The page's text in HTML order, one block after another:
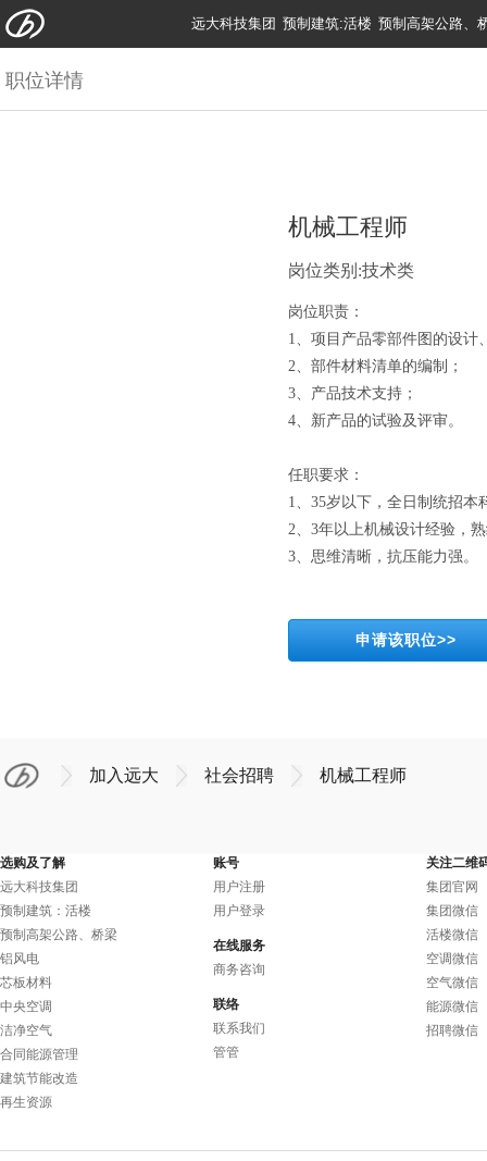
远大科技集团 预制建筑:活楼 预制高架公路、
职位详情
机械工程师
岗位类别:技术类
岗位职责：
1、项目产品零部件图的设计
2、部件材料清单的编制；
3、产品技术支持；
4、新产品的试验及评审。
任职要求：
1、35岁以下，全日制统招
2、3年以上机械设计经验，
3、思维清晰，抗压能力强。
申请该职位>>
加入远大 社会招聘 机械工程师
选购及了解
远大科技集团
预制建筑：活楼
预制高架公路、桥梁
铝风电
芯板材料
中央空调
洁净空气
合同能源管理
建筑节能改造
再生资源
账号
用户注册
用户登录
在线服务
商务咨询
联络
联系我们
管管
关注二维
集团官网
集团微信
活楼微信
空调微信
空气微信
能源微信
招聘微信